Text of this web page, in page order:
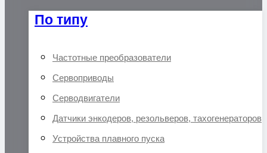
По типу
Частотные преобразователи
Сервоприводы
Серводвигатели
Датчики энкодеров, резольверов, тахогенераторов
Устройства плавного пуска